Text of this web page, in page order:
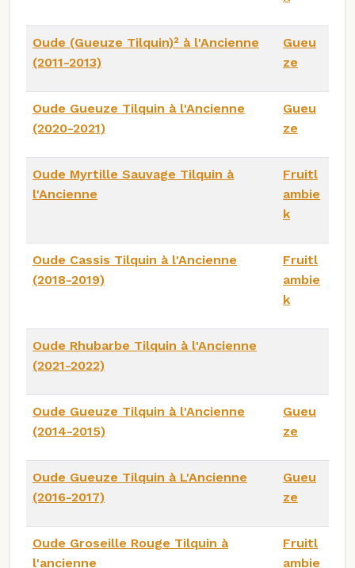
Oude (Gueuze Tilquin)² à l'Ancienne
(2011-2013)
Gueu
ze
Oude Gueuze Tilquin à l'Ancienne
(2020-2021)
Gueu
ze
Oude Myrtille Sauvage Tilquin à
l'Ancienne
Fruitl
ambie
k
Oude Cassis Tilquin à l'Ancienne
(2018-2019)
Fruitl
ambie
k
Oude Rhubarbe Tilquin à l'Ancienne
(2021-2022)
Oude Gueuze Tilquin à l'Ancienne
(2014-2015)
Gueu
ze
Oude Gueuze Tilquin à L'Ancienne
(2016-2017)
Gueu
ze
Oude Groseille Rouge Tilquin à
l'ancienne
Fruitl
ambie